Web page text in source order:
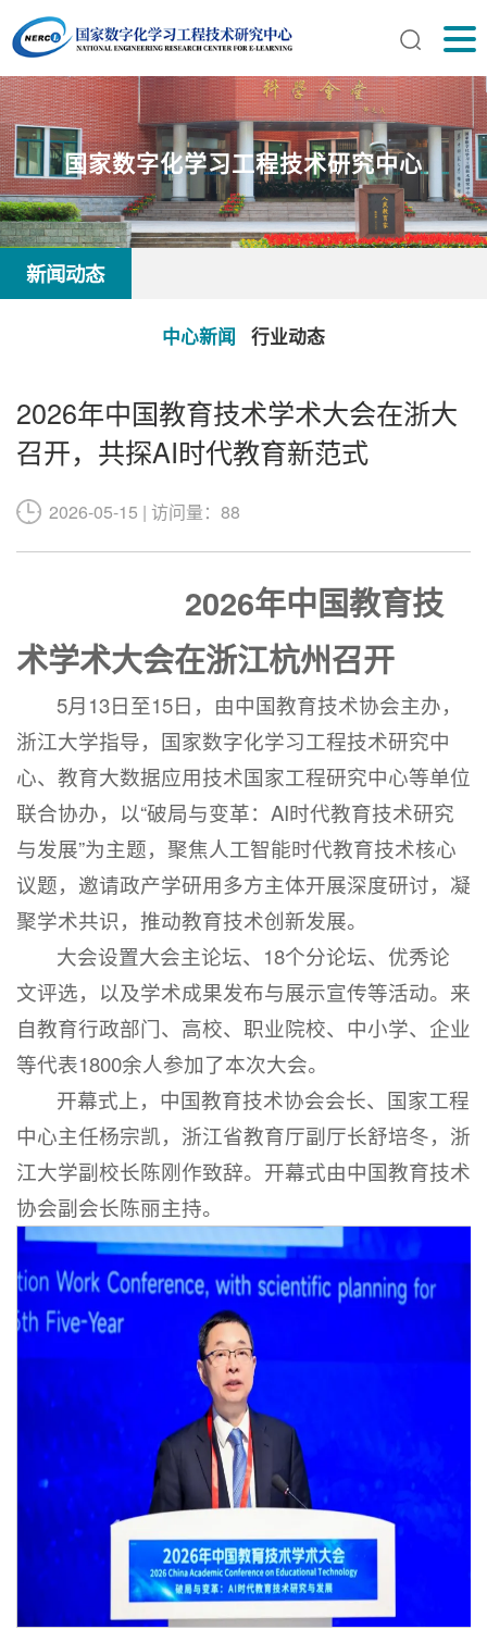
国家数字化学习工程技术研究中心
新闻动态
中心新闻 行业动态
2026年中国教育技术学术大会在浙大
召开，共探AI时代教育新范式
2026-05-15 | 访问量：88
2026年中国教育技
术学术大会在浙江杭州召开
5月13日至15日，由中国教育技术协会主办，
浙江大学指导，国家数字化学习工程技术研究中
心、教育大数据应用技术国家工程研究中心等单位
联合协办，以“破局与变革：AI时代教育技术研究
与发展”为主题，聚焦人工智能时代教育技术核心
议题，邀请政产学研用多方主体开展深度研讨，凝
聚学术共识，推动教育技术创新发展。
大会设置大会主论坛、18个分论坛、优秀论
文评选，以及学术成果发布与展示宣传等活动。来
自教育行政部门、高校、职业院校、中小学、企业
等代表1800余人参加了本次大会。
开幕式上，中国教育技术协会会长、国家工程
中心主任杨宗凯，浙江省教育厅副厅长舒培冬，浙
江大学副校长陈刚作致辞。开幕式由中国教育技术
协会副会长陈丽主持。